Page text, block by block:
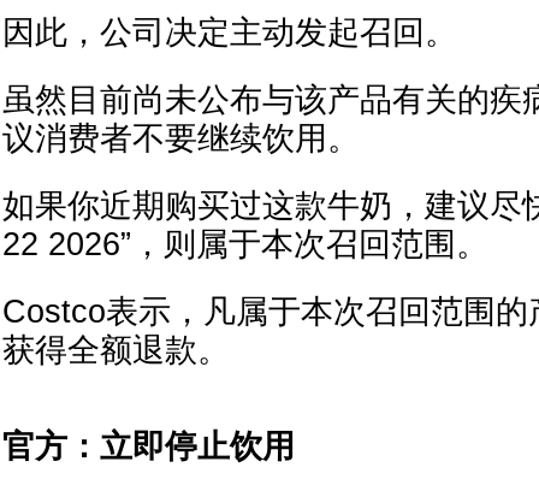
因此，公司决定主动发起召回。
虽然目前尚未公布与该产品有关的
议消费者不要继续饮用。
如果你近期购买过这款牛奶，建议尽
22 2026”，则属于本次召回范围。
Costco表示，凡属于本次召回范围
获得全额退款。
官方：立即停止饮用